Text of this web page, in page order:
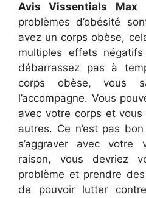
Avis Vissentials Max
problèmes d’obésité
avez un corps obèse,
multiples effets
débarrassez pas à
corps obèse, vous
l’accompagne. Vous
avec votre corps et
autres. Ce n’est pas
s’aggraver avec votre
raison, vous devriez
problème et prendre
de pouvoir lutter